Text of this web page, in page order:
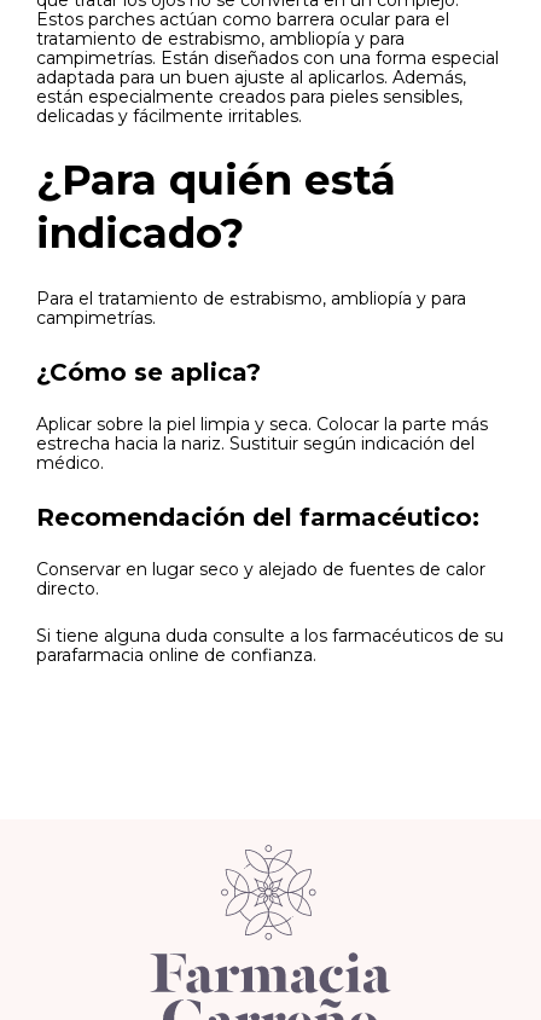
Estos parches actúan como barrera ocular para el
tratamiento de estrabismo, ambliopía y para
campimetrías. Están diseñados con una forma especial
adaptada para un buen ajuste al aplicarlos. Además,
están especialmente creados para pieles sensibles,
delicadas y fácilmente irritables.
¿Para quién está
indicado?
Para el tratamiento de estrabismo, ambliopía y para
campimetrías.
¿Cómo se aplica?
Aplicar sobre la piel limpia y seca. Colocar la parte más
estrecha hacia la nariz. Sustituir según indicación del
médico.
Recomendación del farmacéutico:
Conservar en lugar seco y alejado de fuentes de calor
directo.
Si tiene alguna duda consulte a los farmacéuticos de su
parafarmacia online de confianza.